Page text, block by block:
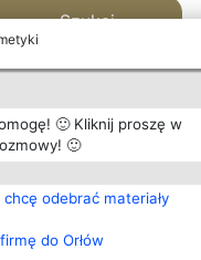
🙂 Kliknij proszę w
🙂
odebrać materiały
do Orłów
Szukaj
Plebiscyt
Laureaci
wszystkich
Laureatów
Blog
Articles